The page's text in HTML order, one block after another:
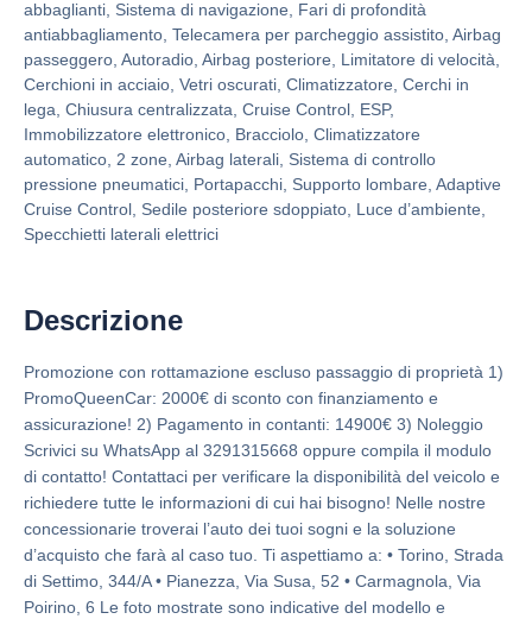
abbaglianti, Sistema di navigazione, Fari di profondità
antiabbagliamento, Telecamera per parcheggio assistito, Airbag
passeggero, Autoradio, Airbag posteriore, Limitatore di velocità,
Cerchioni in acciaio, Vetri oscurati, Climatizzatore, Cerchi in
lega, Chiusura centralizzata, Cruise Control, ESP,
Immobilizzatore elettronico, Bracciolo, Climatizzatore
automatico, 2 zone, Airbag laterali, Sistema di controllo
pressione pneumatici, Portapacchi, Supporto lombare, Adaptive
Cruise Control, Sedile posteriore sdoppiato, Luce d’ambiente,
Specchietti laterali elettrici
Descrizione
Promozione con rottamazione escluso passaggio di proprietà 1)
PromoQueenCar: 2000€ di sconto con finanziamento e
assicurazione! 2) Pagamento in contanti: 14900€ 3) Noleggio
Scrivici su WhatsApp al 3291315668 oppure compila il modulo
di contatto! Contattaci per verificare la disponibilità del veicolo e
richiedere tutte le informazioni di cui hai bisogno! Nelle nostre
concessionarie troverai l’auto dei tuoi sogni e la soluzione
d’acquisto che farà al caso tuo. Ti aspettiamo a: • Torino, Strada
di Settimo, 344/A • Pianezza, Via Susa, 52 • Carmagnola, Via
Poirino, 6 Le foto mostrate sono indicative del modello e